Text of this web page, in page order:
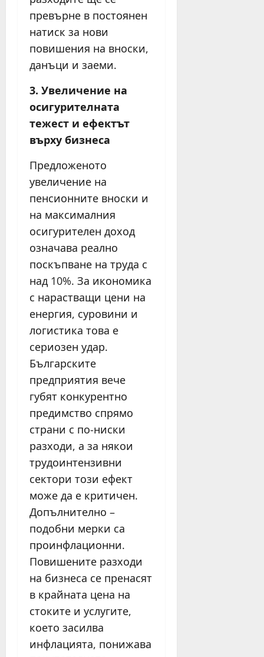
превърне в постоянен
натиск за нови
повишения на вноски,
данъци и заеми.
3. Увеличение на
осигурителната
тежест и ефектът
върху бизнеса
Предложеното
увеличение на
пенсионните вноски и
на максималния
осигурителен доход
означава реално
поскъпване на труда с
над 10%. За икономика
с нарастващи цени на
енергия, суровини и
логистика това е
сериозен удар.
Българските
предприятия вече
губят конкурентно
предимство спрямо
страни с по-ниски
разходи, а за някои
трудоинтензивни
сектори този ефект
може да е критичен.
Допълнително –
подобни мерки са
проинфлационни.
Повишените разходи
на бизнеса се пренасят
в крайната цена на
стоките и услугите,
което засилва
инфлацията, понижава